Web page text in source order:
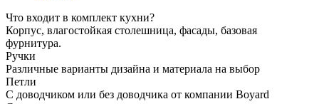
Что входит в комплект кухни?
Корпус, влагостойкая столешница, фасады, базовая
фурнитура.
Ручки
Различные варианты дизайна и материала на выбор
Петли
С доводчиком или без доводчика от компании Boyard